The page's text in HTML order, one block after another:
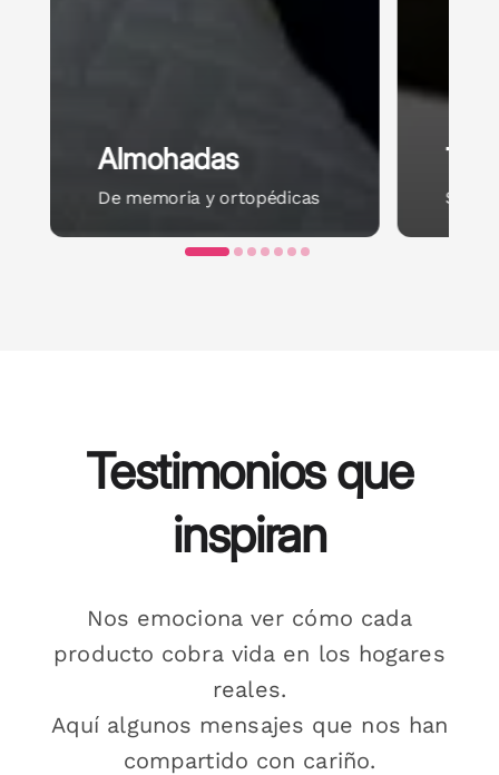
Almohadas
De memoria y ortopédicas
Testimonios que
inspiran
Nos emociona ver cómo cada
producto cobra vida en los hogares
reales.
Aquí algunos mensajes que nos han
compartido con cariño.